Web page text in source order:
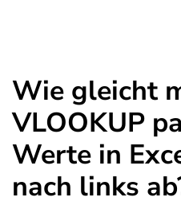
Wie gleicht
VLOOKUP
Werte in
nach links